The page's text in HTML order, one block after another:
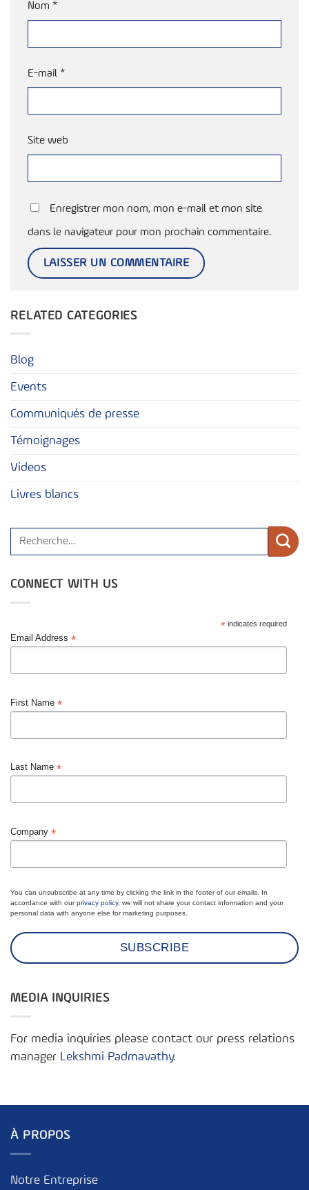
Nom *
E-mail *
Site web
Enregistrer mon nom, mon e-mail et mon site
dans le navigateur pour mon prochain commentaire.
RELATED CATEGORIES
Blog
Events
Communiqués de presse
Témoignages
Videos
Livres blancs
CONNECT WITH US
* indicates required
Email Address *
First Name *
Last Name *
Company *
You can unsubscribe at any time by clicking the link in the footer of our emails. In
accordance with ourprivacy policy, we will not share your contact information and your
personal data with anyone else for marketing purposes.
MEDIA INQUIRIES
For media inquiries please contact our press relations
manager Lekshmi Padmavathy.
À PROPOS
Notre Entreprise